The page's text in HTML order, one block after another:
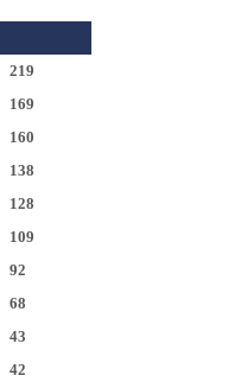
219
169
160
138
128
109
92
68
43
42